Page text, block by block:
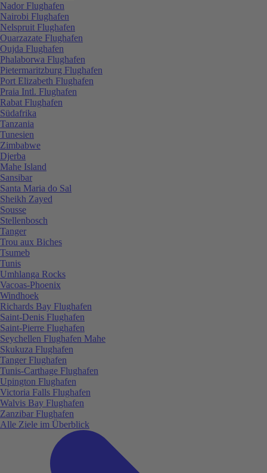
Nador Flughafen
Nairobi Flughafen
Nelspruit Flughafen
Ouarzazate Flughafen
Oujda Flughafen
Phalaborwa Flughafen
Pietermaritzburg Flughafen
Port Elizabeth Flughafen
Praia Intl. Flughafen
Rabat Flughafen
Südafrika
Tanzania
Tunesien
Zimbabwe
Djerba
Mahe Island
Sansibar
Santa Maria do Sal
Sheikh Zayed
Sousse
Stellenbosch
Tanger
Trou aux Biches
Tsumeb
Tunis
Umhlanga Rocks
Vacoas-Phoenix
Windhoek
Richards Bay Flughafen
Saint-Denis Flughafen
Saint-Pierre Flughafen
Seychellen Flughafen Mahe
Skukuza Flughafen
Tanger Flughafen
Tunis-Carthage Flughafen
Upington Flughafen
Victoria Falls Flughafen
Walvis Bay Flughafen
Zanzibar Flughafen
Alle Ziele im Überblick